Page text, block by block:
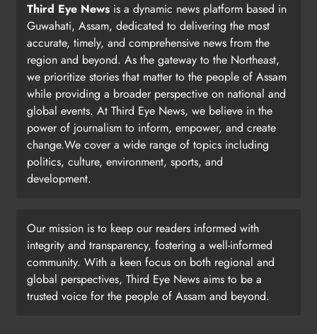
Third Eye News is a dynamic news platform based in
Guwahati, Assam, dedicated to delivering the most
accurate, timely, and comprehensive news from the
region and beyond. As the gateway to the Northeast,
we prioritize stories that matter to the people of Assam
while providing a broader perspective on national and
global events. At Third Eye News, we believe in the
power of journalism to inform, empower, and create
change.We cover a wide range of topics including
politics, culture, environment, sports, and
development.
Our mission is to keep our readers informed with
integrity and transparency, fostering a well-informed
community. With a keen focus on both regional and
global perspectives, Third Eye News aims to be a
trusted voice for the people of Assam and beyond.